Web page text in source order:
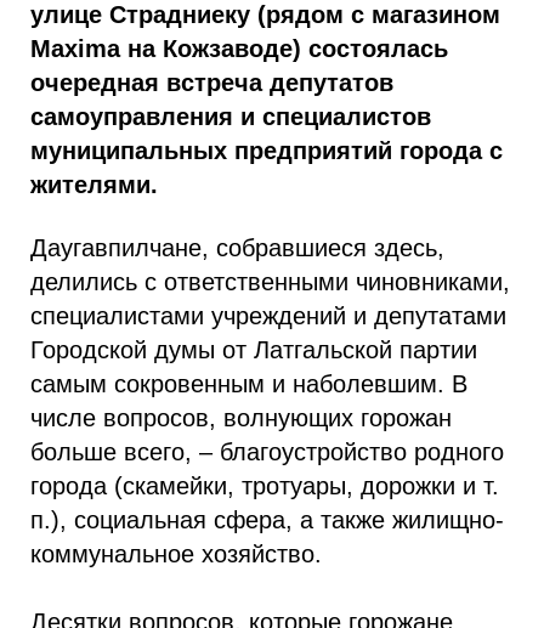
улице Страдниеку (рядом с магазином
Maxima на Кожзаводе) состоялась
очередная встреча депутатов
самоуправления и специалистов
муниципальных предприятий города с
жителями.
Даугавпилчане, собравшиеся здесь,
делились с ответственными чиновниками,
специалистами учреждений и депутатами
Городской думы от Латгальской партии
самым сокровенным и наболевшим. В
числе вопросов, волнующих горожан
больше всего, – благоустройство родного
города (скамейки, тротуары, дорожки и т.
п.), социальная сфера, а также жилищно-
коммунальное хозяйство.
Десятки вопросов, которые горожане